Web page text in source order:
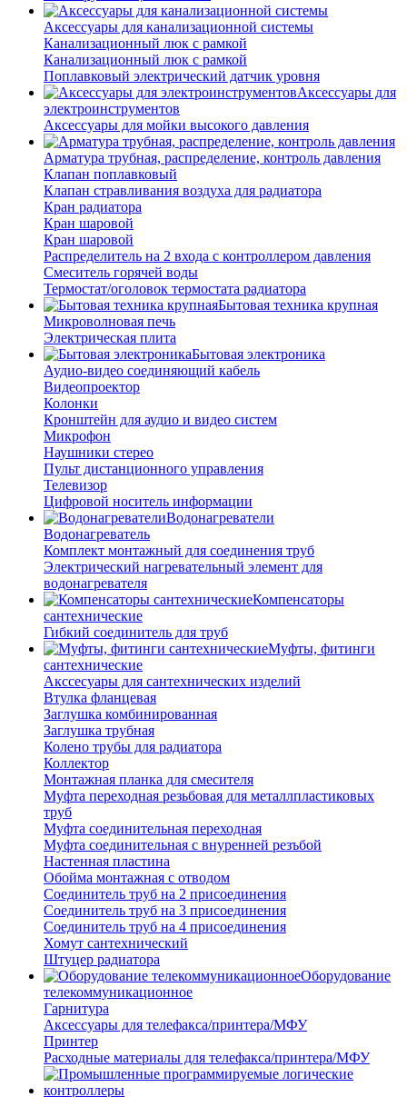
Аксессуары для канализационной системы
Канализационный люк с рамкой
Канализационный люк с рамкой
Поплавковый электрический датчик уровня
Аксессуары для
электроинструментов
Аксессуары для мойки высокого давления
Арматура трубная, распределение, контроль давления
Клапан поплавковый
Клапан стравливания воздуха для радиатора
Кран радиатора
Кран шаровой
Кран шаровой
Распределитель на 2 входа с контроллером давления
Смеситель горячей воды
Термостат/оголовок термостата радиатора
Бытовая техника крупная
Микроволновая печь
Электрическая плита
Бытовая электроника
Аудио-видео соединяющий кабель
Видеопроектор
Колонки
Кронштейн для аудио и видео систем
Микрофон
Наушники стерео
Пульт дистанционного управления
Телевизор
Цифровой носитель информации
Водонагреватели
Водонагреватель
Комплект монтажный для соединения труб
Электрический нагревательный элемент для
водонагревателя
Компенсаторы
сантехнические
Гибкий соединитель для труб
Муфты, фитинги
сантехнические
Акссесуары для сантехнических изделий
Втулка фланцевая
Заглушка комбинированная
Заглушка трубная
Колено трубы для радиатора
Коллектор
Монтажная планка для смесителя
Муфта переходная резьбовая для металлпластиковых
труб
Муфта соединительная переходная
Муфта соединительная с внуренней резъбой
Настенная пластина
Обойма монтажная с отводом
Соединитель труб на 2 присоединения
Соединитель труб на 3 присоединения
Соединитель труб на 4 присоединения
Хомут сантехнический
Штуцер радиатора
Оборудование
телекоммуникационное
Гарнитура
Аксессуары для телефакса/принтера/МФУ
Принтер
Расходные материалы для телефакса/принтера/МФУ